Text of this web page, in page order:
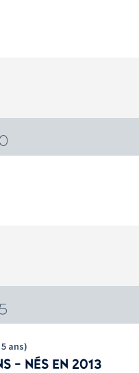
ans)
- NÉS EN 2013